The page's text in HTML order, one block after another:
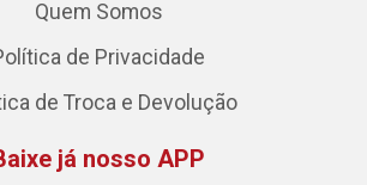
Quem Somos
de Privacidade
de Troca e Devolução
já nosso APP